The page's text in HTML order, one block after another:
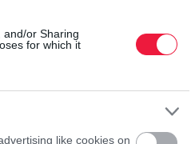
and/or Sharing
for which it
like cookies on
volt az
Így
dolgoztál
Egyre több
biztosítási
András
rectangle